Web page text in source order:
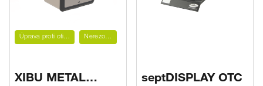
Úprava proti otiskům prstů Nerezová ocel
XIBU METAL
septDISPLAY OTC